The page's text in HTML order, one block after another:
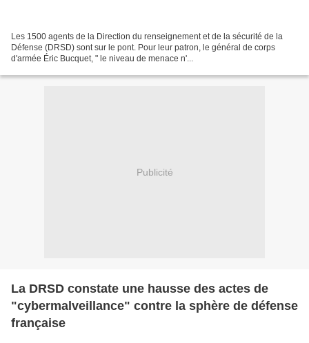
Les 1500 agents de la Direction du renseignement et de la sécurité de la
Défense (DRSD) sont sur le pont. Pour leur patron, le général de corps
d'armée Éric Bucquet, " le niveau de menace n'...
Publicité
La DRSD constate une hausse des actes de
"cybermalveillance" contre la sphère de défense
française